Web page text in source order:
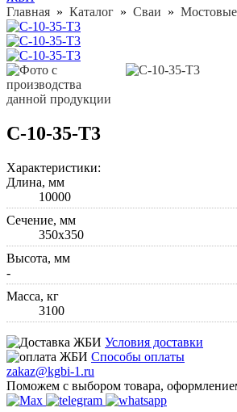
Главная » Каталог » Сваи » Мостовые
С-10-35-Т3
Характеристики:
Длина, мм
10000
Cечение, мм
350х350
Высота, мм
-
Масса, кг
3100
Условия доставки
Способы оплаты
zakaz@kgbi-1.ru
Поможем с выбором товара,